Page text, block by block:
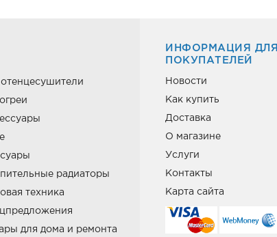
радиаторы
техника
для дома и ремонта
ИНФОРМАЦИЯ ДЛЯ
ПОКУПАТЕЛЕЙ
Новости
Как купить
Доставка
О магазине
Услуги
Контакты
Карта сайта